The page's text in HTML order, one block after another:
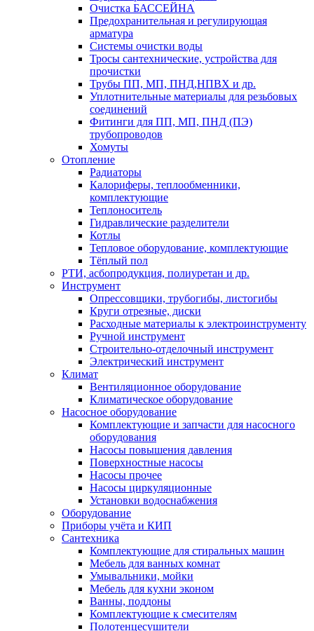
Очистка БАССЕЙНА
Предохранительная и регулирующая
арматура
Системы очистки воды
Тросы сантехнические, устройства для
прочистки
Трубы ПП, МП, ПНД,НПВХ и др.
Уплотнительные материалы для резьбовых
соединений
Фитинги для ПП, МП, ПНД (ПЭ)
трубопроводов
Хомуты
Отопление
Радиаторы
Калориферы, теплообменники,
комплектующие
Теплоноситель
Гидравлические разделители
Котлы
Тепловое оборудование, комплектующие
Тёплый пол
РТИ, асбопродукция, полиуретан и др.
Инструмент
Опрессовщики, трубогибы, листогибы
Круги отрезные, диски
Расходные материалы к электроинструменту
Ручной инструмент
Строительно-отделочный инструмент
Электрический инструмент
Климат
Вентиляционное оборудование
Климатическое оборудование
Насосное оборудование
Комплектующие и запчасти для насосного
оборудования
Насосы повышения давления
Поверхностные насосы
Насосы прочее
Насосы циркуляционные
Установки водоснабжения
Оборудование
Приборы учёта и КИП
Сантехника
Комплектующие для стиральных машин
Мебель для ванных комнат
Умывальники, мойки
Мебель для кухни эконом
Ванны, поддоны
Комплектующие к смесителям
Полотенцесушители